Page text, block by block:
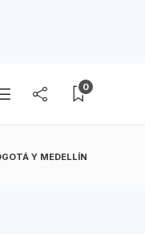
0
Y MEDELLÍN